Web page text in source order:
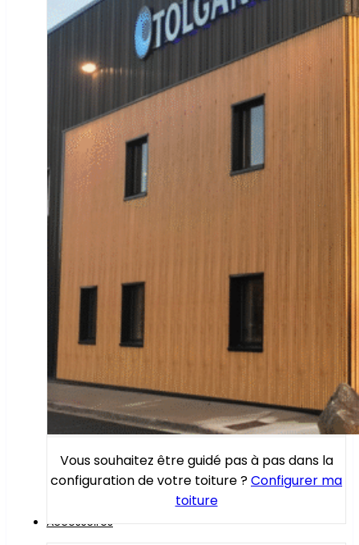
Vous souhaitez être guidé pas à pas dans la
configuration de votre toiture ?Configurer ma
toiture
Accessoires